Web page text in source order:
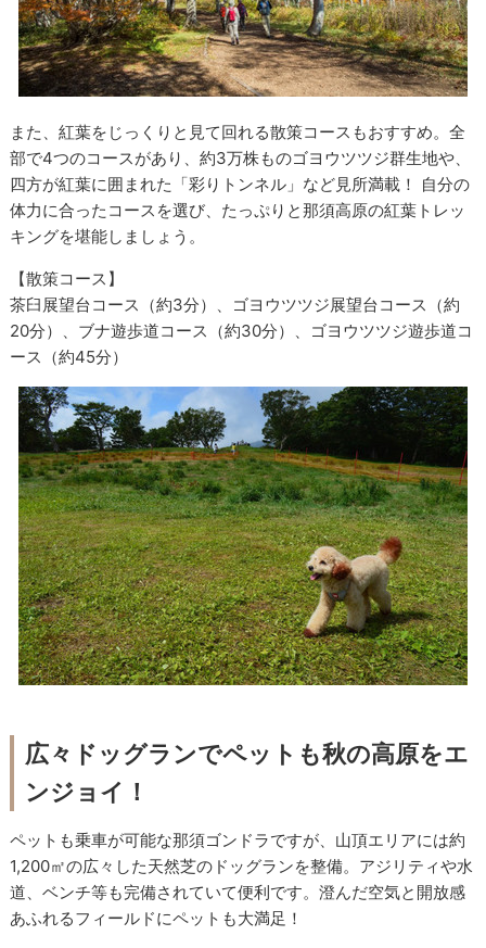
また、紅葉をじっくりと見て回れる散策コースもおすすめ。全
部で4つのコースがあり、約3万株ものゴヨウツツジ群生地や、
四方が紅葉に囲まれた「彩りトンネル」など見所満載！ 自分の
体力に合ったコースを選び、たっぷりと那須高原の紅葉トレッ
キングを堪能しましょう。
【散策コース】
茶臼展望台コース（約3分）、ゴヨウツツジ展望台コース（約
20分）、ブナ遊歩道コース（約30分）、ゴヨウツツジ遊歩道コ
ース（約45分）
広々ドッグランでペットも秋の高原をエ
ンジョイ！
ペットも乗車が可能な那須ゴンドラですが、山頂エリアには約
1,200㎡の広々した天然芝のドッグランを整備。アジリティや水
道、ベンチ等も完備されていて便利です。澄んだ空気と開放感
あふれるフィールドにペットも大満足！